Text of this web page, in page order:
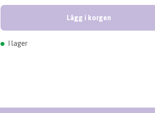
Lägg i korgen
I lager